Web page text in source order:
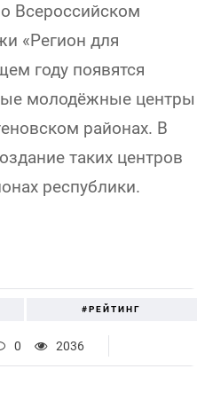
Всероссийском
«Регион для
году появятся
молодёжные центры
районах. В
таких центров
республики.
#РЕЙТИНГ
0 2036